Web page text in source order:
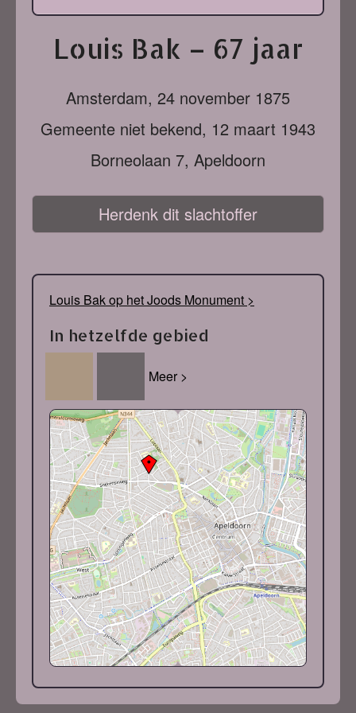
Louis Bak – 67 jaar
Amsterdam, 24 november 1875
Gemeente niet bekend, 12 maart 1943
Borneolaan 7, Apeldoorn
Herdenk dit slachtoffer
Louis Bak op het Joods Monument >
In hetzelfde gebied
Meer >